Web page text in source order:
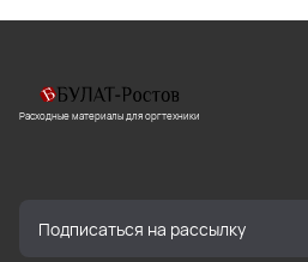
Расходные материалы для оргтехники